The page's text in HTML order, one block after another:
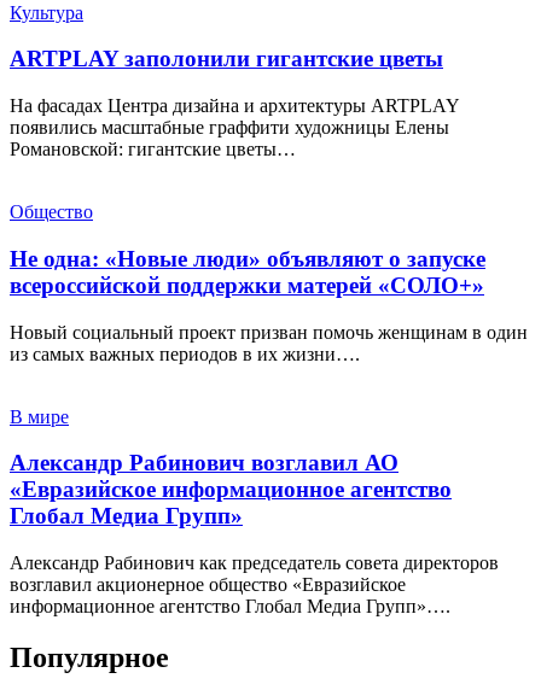
Культура
ARTPLAY заполонили гигантские цветы
На фасадах Центра дизайна и архитектуры ARTPLAY
появились масштабные граффити художницы Елены
Романовской: гигантские цветы…
Общество
Не одна: «Новые люди» объявляют о запуске
всероссийской поддержки матерей «СОЛО+»
Новый социальный проект призван помочь женщинам в один
из самых важных периодов в их жизни….
В мире
Александр Рабинович возглавил АО
«Евразийское информационное агентство
Глобал Медиа Групп»
Александр Рабинович как председатель совета директоров
возглавил акционерное общество «Евразийское
информационное агентство Глобал Медиа Групп»….
Популярное